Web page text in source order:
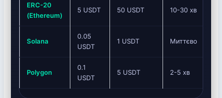
ERC-20
(Ethereum)
5 USDT 50 USDT 10-30 хв
Solana
0.05
USDT
1 USDT Миттєво
Polygon
0.1
USDT
5 USDT 2-5 хв